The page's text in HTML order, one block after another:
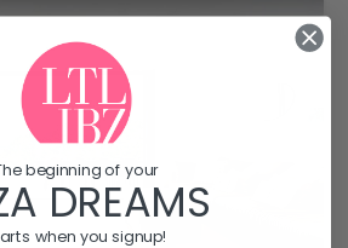
beginning of your
DREAMS
when you signup!